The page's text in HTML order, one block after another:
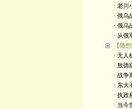
· 老川
· 俄乌
· 俄乌
· 从俄
【随
· 无人
· 敖德
· 战争
· 东大
· 执政
· 当今